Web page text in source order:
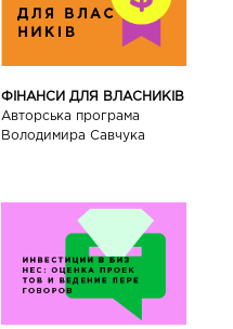
ФІНАНСИ ДЛЯ ВЛАСНИКІВ
Авторська програма
Володимира Савчука